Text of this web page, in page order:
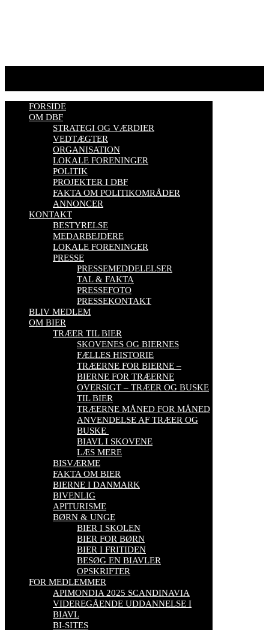
FORSIDE
OM DBF
STRATEGI OG VÆRDIER
VEDTÆGTER
ORGANISATION
LOKALE FORENINGER
POLITIK
PROJEKTER I DBF
FAKTA OM POLITIKOMRÅDER
ANNONCER
KONTAKT
BESTYRELSE
MEDARBEJDERE
LOKALE FORENINGER
PRESSE
PRESSEMEDDELELSER
TAL & FAKTA
PRESSEFOTO
PRESSEKONTAKT
BLIV MEDLEM
OM BIER
TRÆER TIL BIER
SKOVENES OG BIERNES
FÆLLES HISTORIE
TRÆERNE FOR BIERNE –
BIERNE FOR TRÆERNE
OVERSIGT – TRÆER OG BUSKE
TIL BIER
TRÆERNE MÅNED FOR MÅNED
ANVENDELSE AF TRÆER OG
BUSKE
BIAVL I SKOVENE
LÆS MERE
BISVÆRME
FAKTA OM BIER
BIERNE I DANMARK
BIVENLIG
APITURISME
BØRN & UNGE
BIER I SKOLEN
BIER FOR BØRN
BIER I FRITIDEN
BESØG EN BIAVLER
OPSKRIFTER
FOR MEDLEMMER
APIMONDIA 2025 SCANDINAVIA
VIDEREGÅENDE UDDANNELSE I
BIAVL
BI-SITES